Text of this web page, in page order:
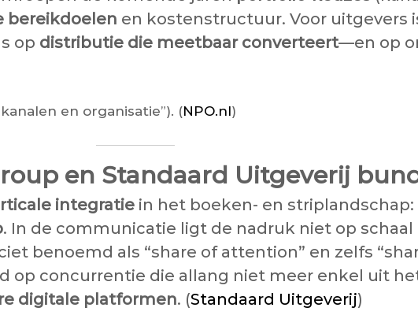
bereikdoelen en kostenstructuur. Voor uitgevers
op distributie die meetbaar converteert—en op
en organisatie”). (NPO.nl)
en Standaard Uitgeverij
integratie in het boeken- en striplandschap:
. In de communicatie ligt de nadruk niet op schaal
benoemd als “share of attention” en zelfs
op concurrentie die allang niet meer enkel uit
digitale platformen. (Standaard Uitgeverij)